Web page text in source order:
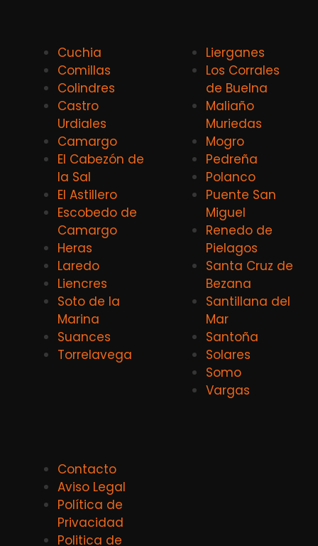
Cuchia
Comillas
Colindres
Castro
Urdiales
Camargo
El Cabezón de
la Sal
El Astillero
Escobedo de
Camargo
Heras
Laredo
Liencres
Soto de la
Marina
Suances
Torrelavega
Lierganes
Los Corrales
de Buelna
Maliaño
Muriedas
Mogro
Pedreña
Polanco
Puente San
Miguel
Renedo de
Pielagos
Santa Cruz de
Bezana
Santillana del
Mar
Santoña
Solares
Somo
Vargas
Contacto
Aviso Legal
Política de
Privacidad
Politica de